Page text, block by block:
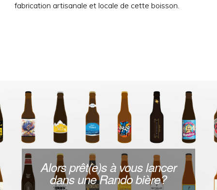
fabrication artisanale et locale de cette boisson.
Alors prêt(e)s à vous lancer
dans une Rando bière?